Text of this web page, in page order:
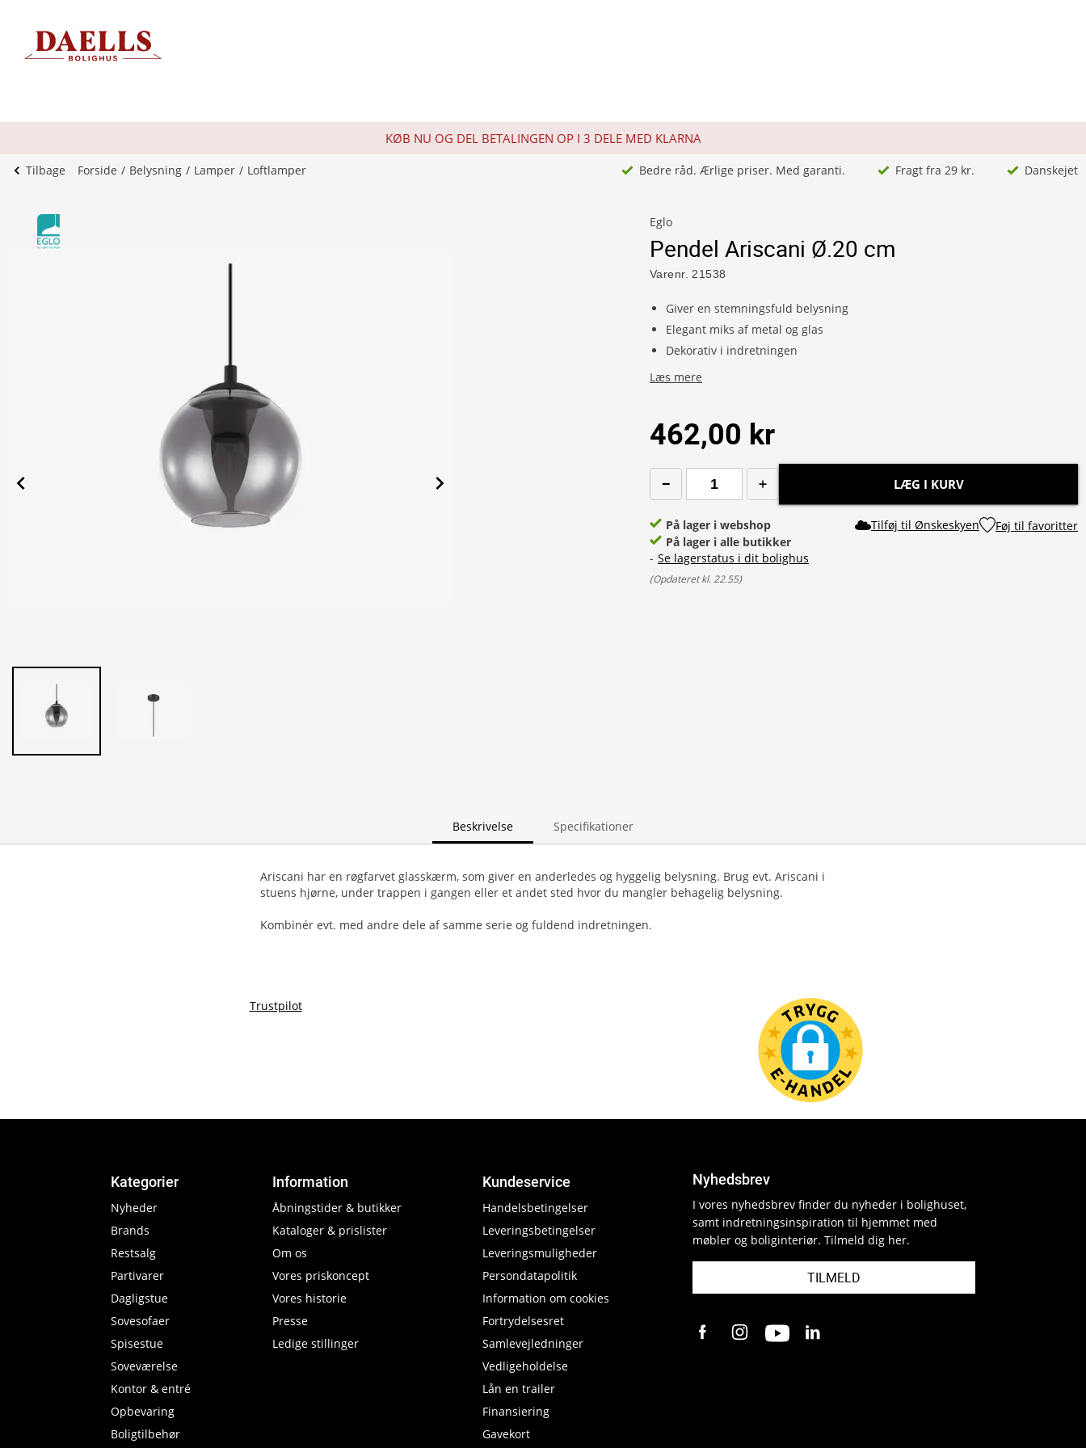
KØB NU OG DEL BETALINGEN OP I 3 DELE MED KLARNA
Tilbage Forside Belysning Lamper Loftlamper Bedre råd. Ærlige priser. Med garanti. Fragt fra 29 kr. Danskejet
Eglo
Pendel Ariscani Ø.20 cm
Varenr. 21538
Giver en stemningsfuld belysning
Elegant miks af metal og glas
Dekorativ i indretningen
Læs mere
462,00 kr
LÆG I KURV
På lager i webshop
På lager i alle butikker
- Se lagerstatus i dit bolighus
(Opdateret kl. 22.55)
Tilføj til Ønskeskyen Føj til favoritter
Beskrivelse Specifikationer
Ariscani har en røgfarvet glasskærm, som giver en anderledes og hyggelig belysning. Brug evt. Ariscani i
stuens hjørne, under trappen i gangen eller et andet sted hvor du mangler behagelig belysning.
Kombinér evt. med andre dele af samme serie og fuldend indretningen.
Trustpilot
Kategorier
Nyheder
Brands
Restsalg
Partivarer
Dagligstue
Sovesofaer
Spisestue
Soveværelse
Kontor & entré
Opbevaring
Boligtilbehør
Information
Åbningstider & butikker
Kataloger & prislister
Om os
Vores priskoncept
Vores historie
Presse
Ledige stillinger
Kundeservice
Handelsbetingelser
Leveringsbetingelser
Leveringsmuligheder
Persondatapolitik
Information om cookies
Fortrydelsesret
Samlevejledninger
Vedligeholdelse
Lån en trailer
Finansiering
Gavekort
Nyhedsbrev
I vores nyhedsbrev finder du nyheder i bolighuset,
samt indretningsinspiration til hjemmet med
møbler og boliginteriør. Tilmeld dig her.
TILMELD